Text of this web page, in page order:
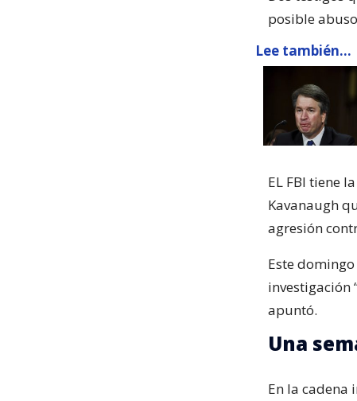
posible
Lee también...
EL FBI tiene
Kavanaugh
agresión
Este
investigación
apuntó.
Una
En la cadena